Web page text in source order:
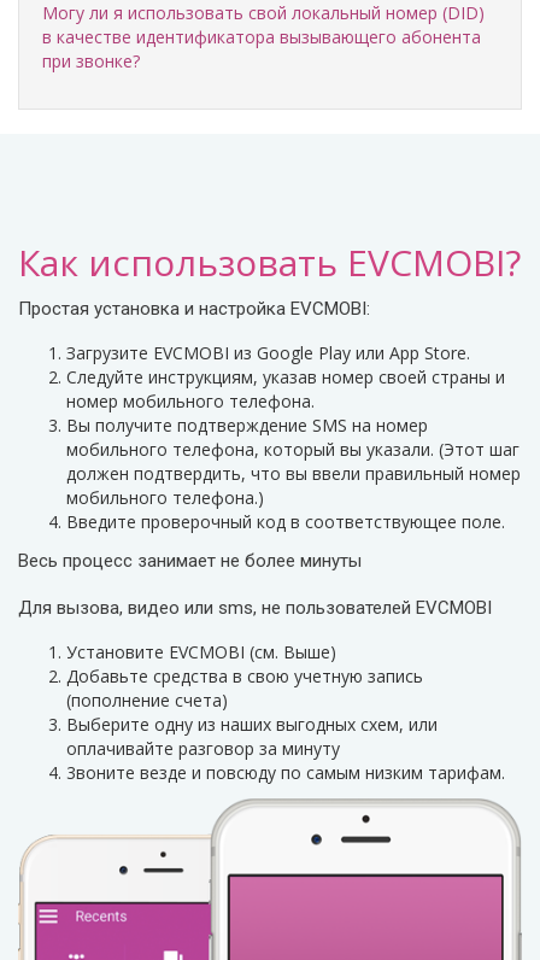
Могу ли я использовать свой локальный номер (DID)
в качестве идентификатора вызывающего абонента
при звонке?
Как использовать EVCMOBI?
Простая установка и настройка EVCMOBI:
Загрузите EVCMOBI из Google Play или App Store.
Следуйте инструкциям, указав номер своей страны и
номер мобильного телефона.
Вы получите подтверждение SMS на номер
мобильного телефона, который вы указали. (Этот шаг
должен подтвердить, что вы ввели правильный номер
мобильного телефона.)
Введите проверочный код в соответствующее поле.
Весь процесс занимает не более минуты
Для вызова, видео или sms, не пользователей EVCMOBI
Установите EVCMOBI (см. Выше)
Добавьте средства в свою учетную запись
(пополнение счета)
Выберите одну из наших выгодных схем, или
оплачивайте разговор за минуту
3воните везде и повсюду по самым низким тарифам.